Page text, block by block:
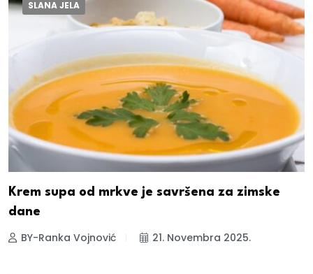
SLANA JELA
Krem supa od mrkve je savršena za zimske
dane
BY-Ranka Vojnović 21. Novembra 2025.